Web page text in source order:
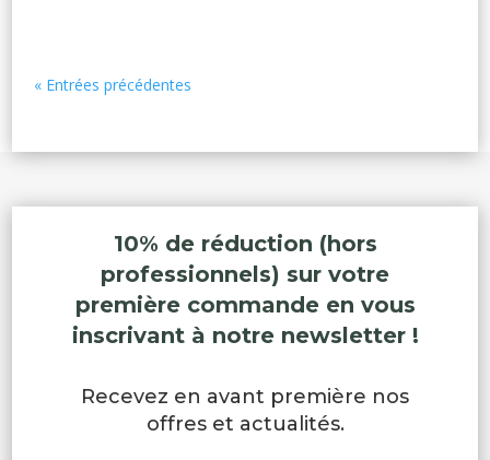
« Entrées précédentes
10% de réduction (hors
professionnels) sur votre
première commande en vous
inscrivant à notre newsletter !
Recevez en avant première nos
offres et actualités.